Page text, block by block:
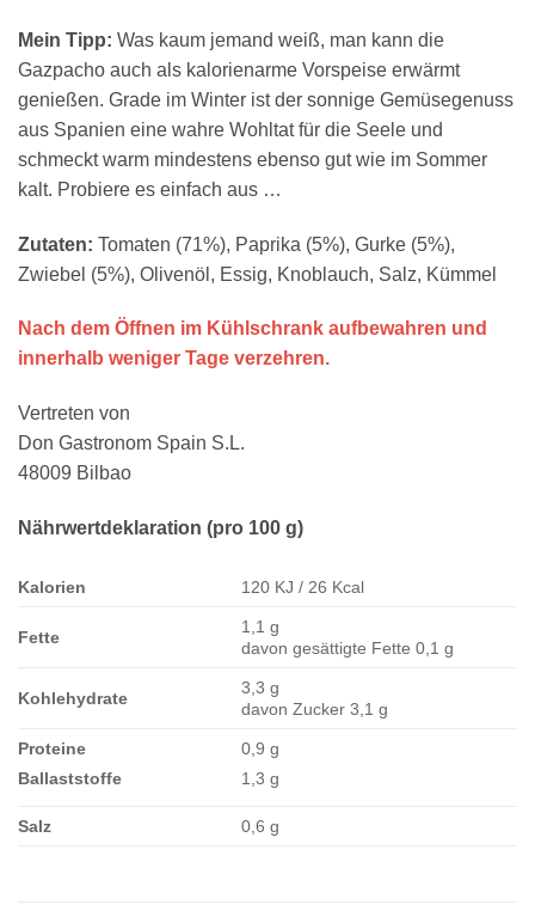
Mein Tipp: Was kaum jemand weiß, man kann die
Gazpacho auch als kalorienarme Vorspeise erwärmt
genießen. Grade im Winter ist der sonnige Gemüsegenuss
aus Spanien eine wahre Wohltat für die Seele und
schmeckt warm mindestens ebenso gut wie im Sommer
kalt. Probiere es einfach aus …
Zutaten: Tomaten (71%), Paprika (5%), Gurke (5%),
Zwiebel (5%), Olivenöl, Essig, Knoblauch, Salz, Kümmel
Nach dem Öffnen im Kühlschrank aufbewahren und
innerhalb weniger Tage verzehren.
Vertreten von
Don Gastronom Spain S.L.
48009 Bilbao
Nährwertdeklaration (pro 100 g)
Kalorien 120 KJ / 26 Kcal
Fette
1,1 g
davon gesättigte Fette 0,1 g
Kohlehydrate
3,3 g
davon Zucker 3,1 g
Proteine
Ballaststoffe
0,9 g
1,3 g
Salz 0,6 g